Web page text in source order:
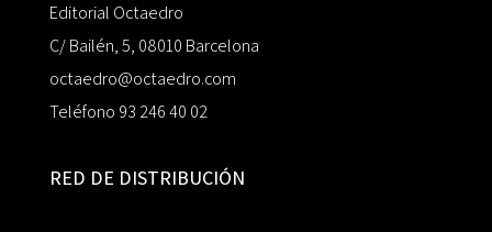
Editorial Octaedro
C/ Bailén, 5, 08010 Barcelona
octaedro@octaedro.com
Teléfono 93 246 40 02
RED DE DISTRIBUCIÓN